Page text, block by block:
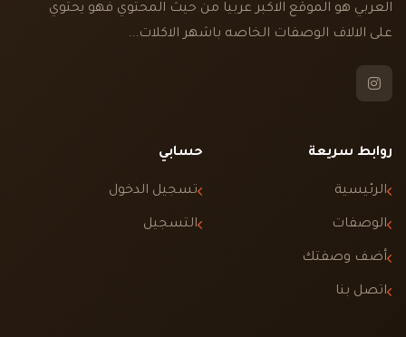
العربي هو الموقع الاكبر عربيا من حيث المحتوي فهو يحتوي
على الالاف الوصفات الخاصه باشهر الاكلات...
روابط سريعة
الرئيسية
الوصفات
أضف وصفتك
اتصل بنا
حسابي
تسجيل الدخول
التسجيل